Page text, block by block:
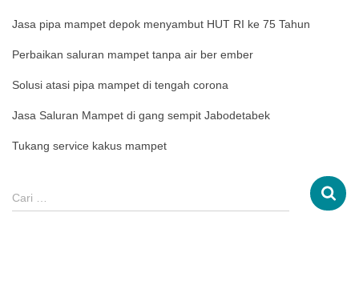
Jasa pipa mampet depok menyambut HUT RI ke 75 Tahun
Perbaikan saluran mampet tanpa air ber ember
Solusi atasi pipa mampet di tengah corona
Jasa Saluran Mampet di gang sempit Jabodetabek
Tukang service kakus mampet
Cari …